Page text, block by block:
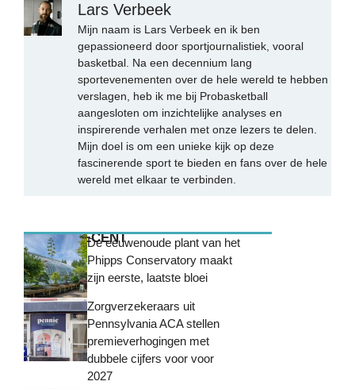
Lars Verbeek
Mijn naam is Lars Verbeek en ik ben
gepassioneerd door sportjournalistiek, vooral
basketbal. Na een decennium lang
sportevenementen over de hele wereld te hebben
verslagen, heb ik me bij Probasketball
aangesloten om inzichtelijke analyses en
inspirerende verhalen met onze lezers te delen.
Mijn doel is om een unieke kijk op deze
fascinerende sport te bieden en fans over de hele
wereld met elkaar te verbinden.
MEEST RECENTDe eeuwenoude plant van het
Phipps Conservatory maakt
zijn eerste, laatste bloei
Zorgverzekeraars uit
Pennsylvania ACA stellen
premieverhogingen met
dubbele cijfers voor voor
2027